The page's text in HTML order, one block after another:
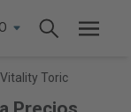
Toric